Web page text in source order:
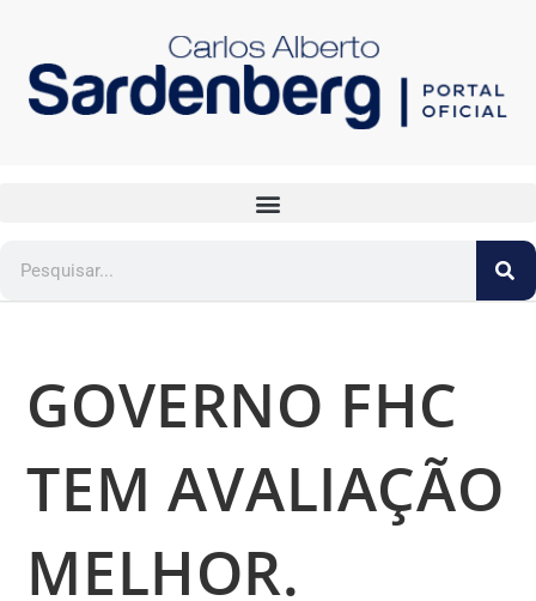
GOVERNO FHC
TEM AVALIAÇÃO
MELHOR.